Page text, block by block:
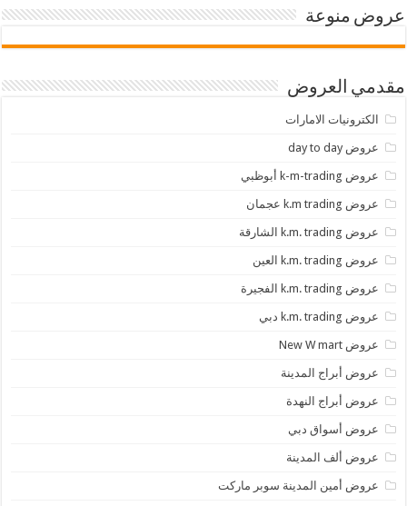
عروض منوعة
مقدمي العروض
الكترونيات الامارات
عروض day to day
عروض k-m-trading أبوظبي
عروض k.m trading عجمان
عروض k.m. trading الشارقة
عروض k.m. trading العين
عروض k.m. trading الفجيرة
عروض k.m. trading دبي
عروض New W mart
عروض أبراج المدينة
عروض أبراج النهدة
عروض أسواق دبي
عروض ألف المدينة
عروض أمين المدينة سوبر ماركت